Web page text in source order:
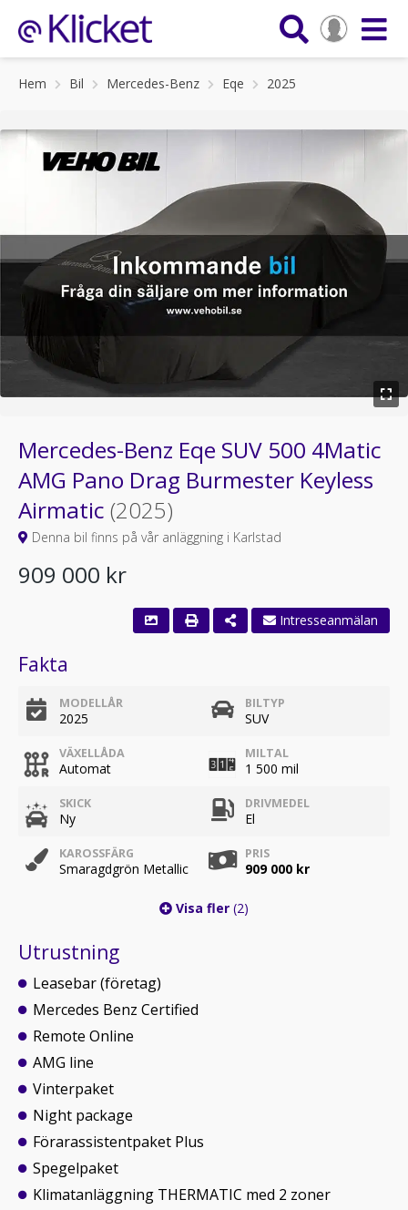
Hem Bil Mercedes-Benz Eqe 2025
Mercedes-Benz Eqe SUV 500 4Matic
AMG Pano Drag Burmester Keyless
Airmatic (2025)
Denna bil finns på vår anläggning i Karlstad
909 000 kr
Intresseanmälan
Fakta
MODELLÅR
2025
BILTYP
SUV
VÄXELLÅDA
Automat
MILTAL
1 500 mil
SKICK
Ny
DRIVMEDEL
El
KAROSSFÄRG
Smaragdgrön Metallic
PRIS
909 000 kr
Visa fler (2)
Utrustning
Leasebar (företag)
Mercedes Benz Certified
Remote Online
AMG line
Vinterpaket
Night package
Förarassistentpaket Plus
Spegelpaket
Klimatanläggning THERMATIC med 2 zoner